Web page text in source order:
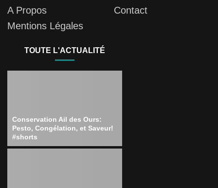
A Propos
Contact
Mentions Légales
TOUTE L'ACTUALITÉ
Conservation Ail des Ours:
Pesto, Congélation, et Saveur!
#shorts